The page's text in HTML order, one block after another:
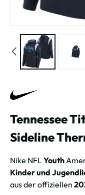
Tennessee
Sideline
Nike NFLYouth
Kinder und
aus der offiziellen